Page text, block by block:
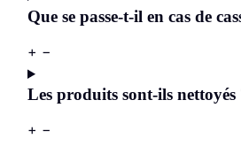
Que se passe-t-il en cas de
+ −
Les produits sont-ils nettoyés
+ −